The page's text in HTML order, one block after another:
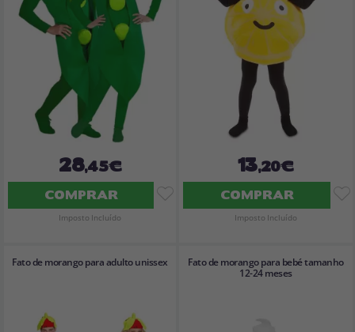
28,45€
COMPRAR
Imposto Incluído
13,20€
COMPRAR
Imposto Incluído
Fato de morango para adulto unissex
Fato de morango para bebé tamanho
12-24 meses